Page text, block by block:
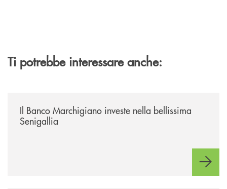
Ti potrebbe interessare anche:
Il Banco Marchigiano investe nella bellissima
Senigallia